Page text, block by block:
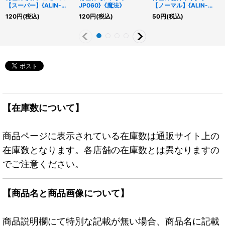
【スーパー】{ALIN-
JP014}《モンスター》
120円(税込)
JP060}《魔法》
120円(税込)
【ノーマル】{ALIN-
JP015}《モンスター》
50円(税込)
【在庫数について】
商品ページに表示されている在庫数は通販サイト上の
在庫数となります。各店舗の在庫数とは異なりますの
でご注意ください。
【商品名と商品画像について】
商品説明欄にて特別な記載が無い場合、商品名に記載